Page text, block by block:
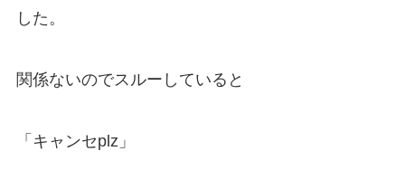
した。
関係ないのでスルーしていると
「キャンセplz」